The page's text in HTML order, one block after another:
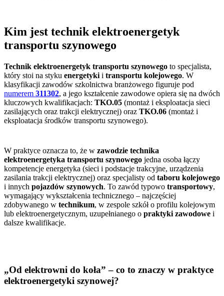
Kim jest technik elektroenergetyk
transportu szynowego
Technik elektroenergetyk transportu szynowego to specjalista,
który stoi na styku energetyki i transportu kolejowego. W
klasyfikacji zawodów szkolnictwa branżowego figuruje pod
numerem 311302, a jego kształcenie zawodowe opiera się na dwóch
kluczowych kwalifikacjach: TKO.05 (montaż i eksploatacja sieci
zasilających oraz trakcji elektrycznej) oraz TKO.06 (montaż i
eksploatacja środków transportu szynowego).
W praktyce oznacza to, że w zawodzie technika
elektroenergetyka transportu szynowego jedna osoba łączy
kompetencje energetyka (sieci i podstacje trakcyjne, urządzenia
zasilania trakcji elektrycznej) oraz specjalisty od taboru kolejowego
i innych pojazdów szynowych. To zawód typowo transportowy,
wymagający wykształcenia technicznego – najczęściej
zdobywanego w technikum, w zespole szkół o profilu kolejowym
lub elektroenergetycznym, uzupełnianego o praktyki zawodowe i
dalsze kwalifikacje.
„Od elektrowni do koła” – co to znaczy w praktyce
elektroenergetyki szynowej?